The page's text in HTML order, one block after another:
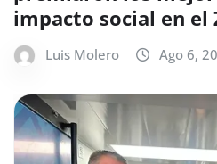
impacto social en el
Luis Molero Ago 6,